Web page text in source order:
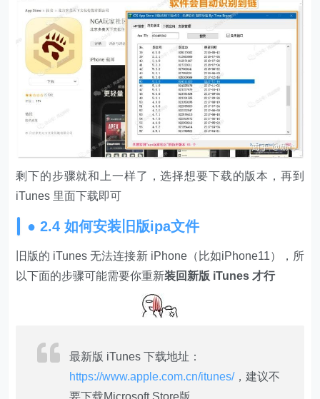
剩下的步骤就和上一样了，选择想要下载的版本，再到
iTunes 里面下载即可
● 2.4 如何安装旧版ipa文件
旧版的 iTunes 无法连接新 iPhone（比如iPhone11），所
以下面的步骤可能需要你重新装回新版 iTunes 才行
最新版 iTunes 下载地址：
https://www.apple.com.cn/itunes/，建议不